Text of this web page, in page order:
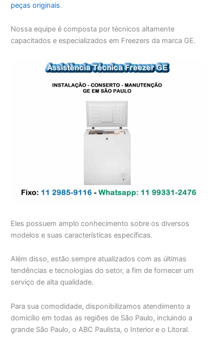
peças originais.
Nossa equipe é composta por técnicos altamente
capacitados e especializados em Freezers da marca GE.
Eles possuem amplo conhecimento sobre os diversos
modelos e suas características específicas.
Além disso, estão sempre atualizados com as últimas
tendências e tecnologias do setor, a fim de fornecer um
serviço de alta qualidade.
Para sua comodidade, disponibilizamos atendimento a
domicílio em todas as regiões de São Paulo, incluindo a
grande São Paulo, o ABC Paulista, o Interior e o Litoral.